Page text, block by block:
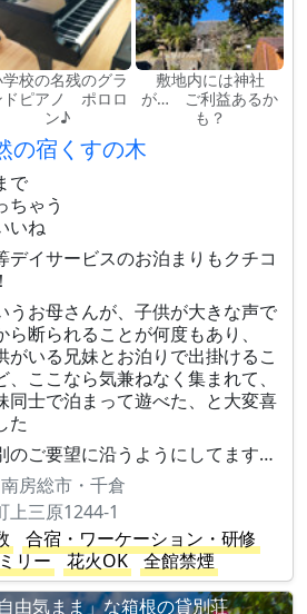
校の名残のグラ
ドピアノ ポロロ
ン♪
敷地内には神社
が… ご利益あるか
も？
の宿くすの木
で
ちゃう
いね
デイサービスのお泊まりもクチコ
うお母さんが、子供が大きな声で
断られることが何度もあり、
がいる兄妹とお泊りで出掛けるこ
ここなら気兼ねなく集まれて、
同士で泊まって遊べた、と大変喜
た
のご要望に沿うようにしてます…
房総市・千倉
上三原1244-1
合宿・ワーケーション・研修
リー 花火OK
全館禁煙
由気まま」な箱根の貸別荘